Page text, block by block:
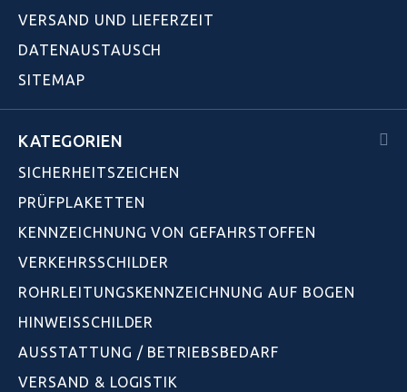
VERSAND UND LIEFERZEIT
DATENAUSTAUSCH
SITEMAP
KATEGORIEN
SICHERHEITSZEICHEN
PRÜFPLAKETTEN
KENNZEICHNUNG VON GEFAHRSTOFFEN
VERKEHRSSCHILDER
ROHRLEITUNGSKENNZEICHNUNG AUF BOGEN
HINWEISSCHILDER
AUSSTATTUNG / BETRIEBSBEDARF
VERSAND & LOGISTIK